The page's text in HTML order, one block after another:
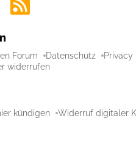
Forum Datenschutz Privacy
widerrufen
kündigen Widerruf digitaler